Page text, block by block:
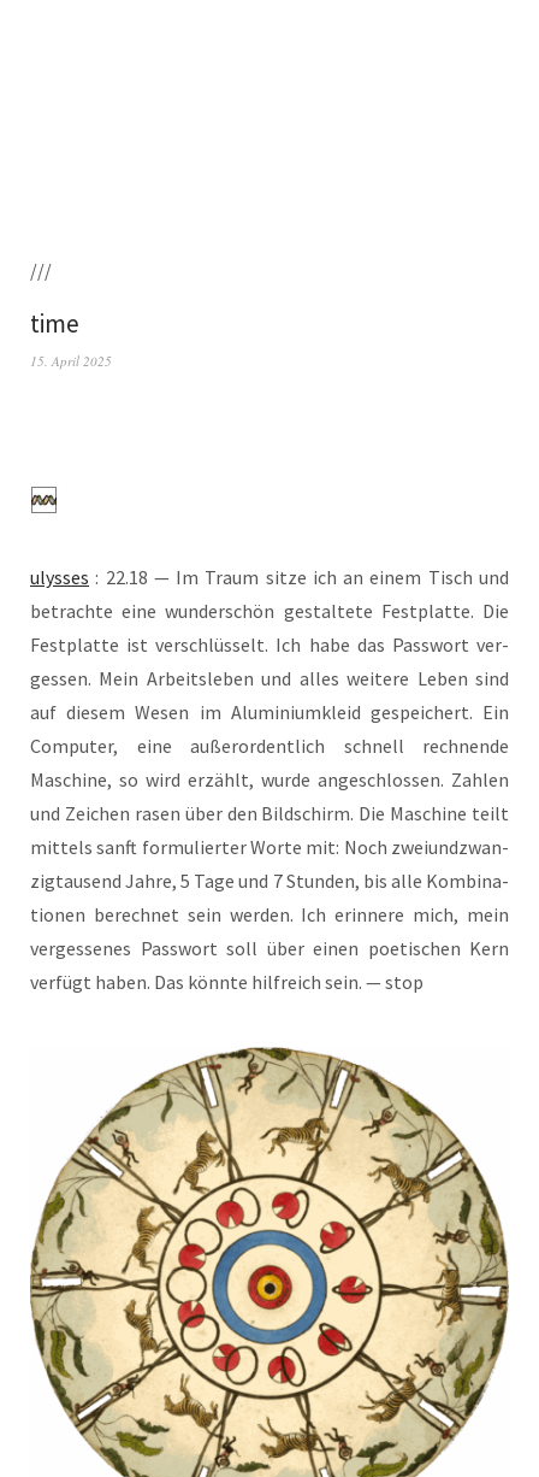
///
time
15. April 2025
ulys­ses : 22.18 — Im Traum sit­ze ich an einem Tisch und
betrach­te eine wun­der­schön gestal­te­te Fest­plat­te. Die
Fest­plat­te ist ver­schlüs­selt. Ich habe das Pass­wort ver­
ges­sen. Mein Arbeits­le­ben und alles wei­te­re Leben sind
auf die­sem Wesen im Alu­mi­ni­um­kleid gespei­chert. Ein
Com­pu­ter, eine außer­or­dent­lich schnell rech­nen­de
Maschi­ne, so wird erzählt, wur­de ange­schlos­sen. Zah­len
und Zei­chen rasen über den Bild­schirm. Die Maschi­ne teilt
mit­tels sanft for­mu­lier­ter Wor­te mit: Noch zwei­und­zwan­
zig­tau­send Jah­re, 5 Tage und 7 Stun­den, bis alle Kom­bi­na­
tio­nen berech­net sein wer­den. Ich erin­ne­re mich, mein
ver­ges­se­nes Pass­wort soll über einen poe­ti­schen Kern
ver­fügt haben. Das könn­te hilf­reich sein. — stop